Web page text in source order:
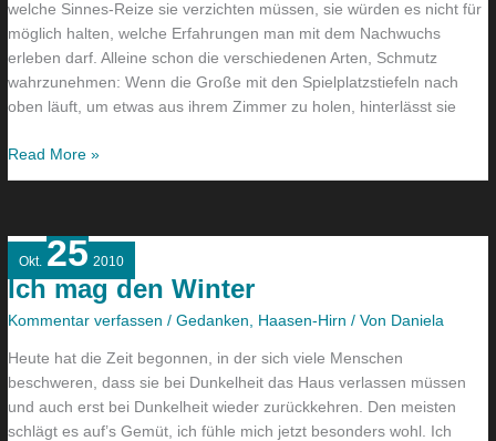
welche Sinnes-Reize sie verzichten müssen, sie würden es nicht für
möglich halten, welche Erfahrungen man mit dem Nachwuchs
erleben darf. Alleine schon die verschiedenen Arten, Schmutz
wahrzunehmen: Wenn die Große mit den Spielplatzstiefeln nach
oben läuft, um etwas aus ihrem Zimmer zu holen, hinterlässt sie
Read More »
Okt. 25 2010
Ich mag den Winter
Kommentar verfassen /Gedanken, Haasen-Hirn / Von Daniela
Heute hat die Zeit begonnen, in der sich viele Menschen
beschweren, dass sie bei Dunkelheit das Haus verlassen müssen
und auch erst bei Dunkelheit wieder zurückkehren. Den meisten
schlägt es auf’s Gemüt, ich fühle mich jetzt besonders wohl. Ich
Ich
mag
den
Winter